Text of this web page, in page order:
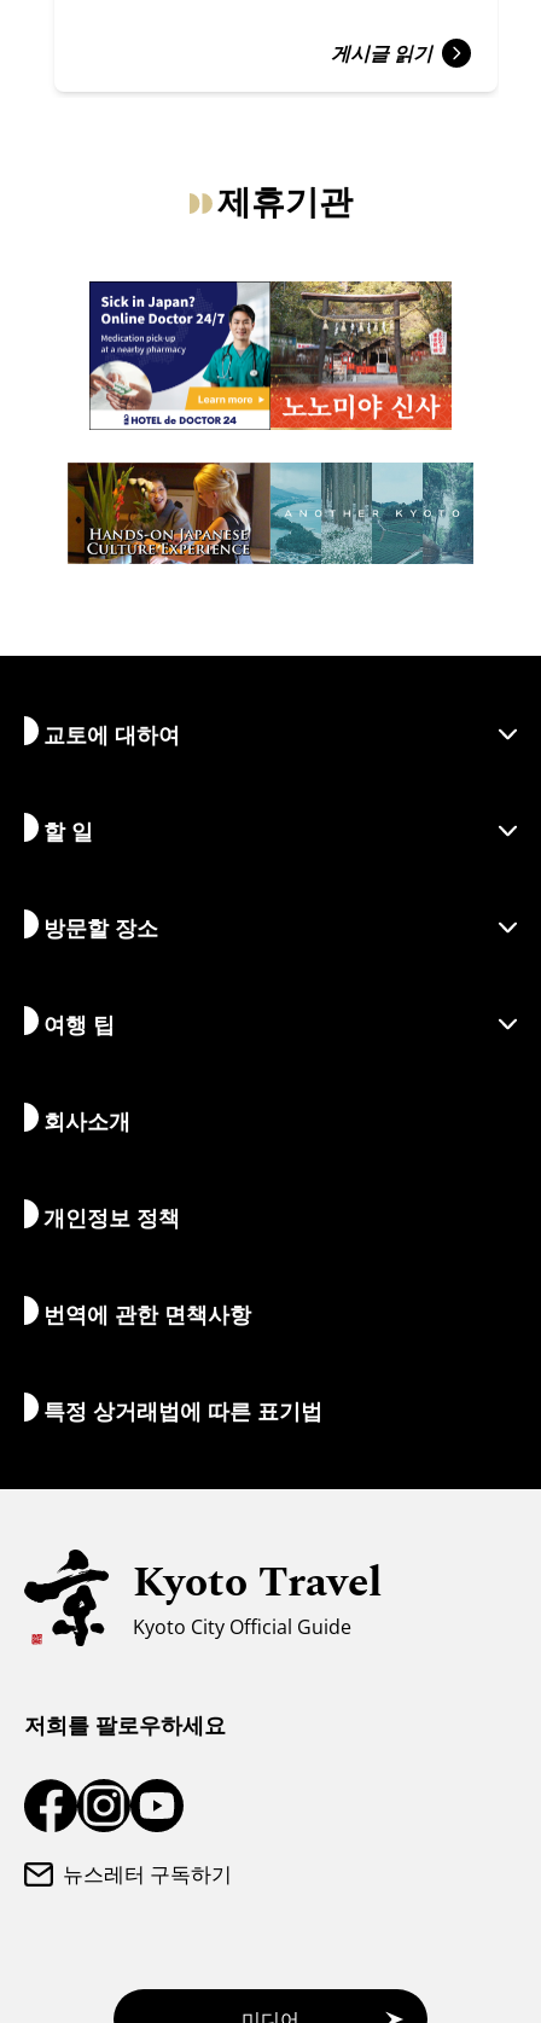
게시글 읽기
제휴기관
교토에 대하여
교토 알아보기
시즌별 정보
지속가능한 관광
할 일
여행 아이디어
액티비티
예술 & 문화
아침 & 밤
숙박 시설
방문할 장소
목적지
여정
여행 팁
교토 둘러보기
지도 및 도구
통역 가이드
환전/세금
유니버설 관광
무슬림을 위한 정보
날씨와 옷차림
회사소개
개인정보 정책
번역에 관한 면책사항
특정 상거래법에 따른 표기법
Kyoto Travel
Kyoto City Official Guide
저희를 팔로우하세요
뉴스레터 구독하기